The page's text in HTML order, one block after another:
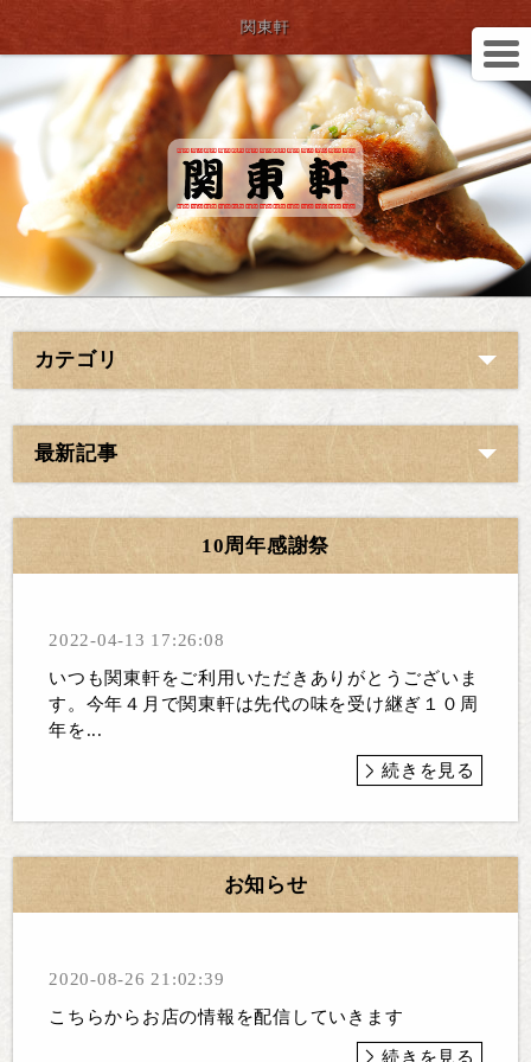
関東軒
カテゴリ
最新記事
10周年感謝祭
2022-04-13 17:26:08
いつも関東軒をご利用いただきありがとうございま
す。今年４月で関東軒は先代の味を受け継ぎ１０周
年を...
続きを見る
お知らせ
2020-08-26 21:02:39
こちらからお店の情報を配信していきます
続きを見る